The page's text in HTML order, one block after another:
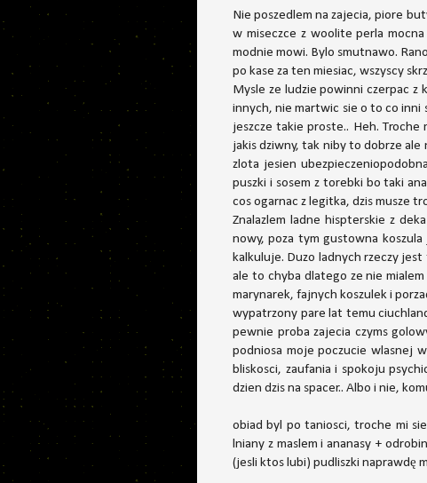
Nie poszedlem na zajecia, piore
w miseczce z woolite perla
modnie mowi. Bylo smutnawo.
po kase za ten miesiac, wszyscy
Mysle ze ludzie powinni czerpac z
innych, nie martwic sie o to co inni
jeszcze takie proste.. Heh. Troche
jakis dziwny, tak niby to dobrze
zlota jesien
puszki i sosem z torebki bo taki
cos ogarnac z legitka, dzis musze
Znalazlem ladne hispterskie z
nowy, poza tym gustowna
kalkuluje. Duzo ladnych rzeczy
ale to chyba dlatego ze nie
marynarek, fajnych koszulek i
wypatrzony pare lat temu
pewnie proba zajecia czyms
podniosa moje poczucie wlasnej
bliskosci, zaufania i spokoju
dzien dzis na spacer.. Albo i nie,
obiad byl po taniosci, troche mi
lniany z maslem i ananasy +
(jesli ktos lubi) pudliszki naprawdę